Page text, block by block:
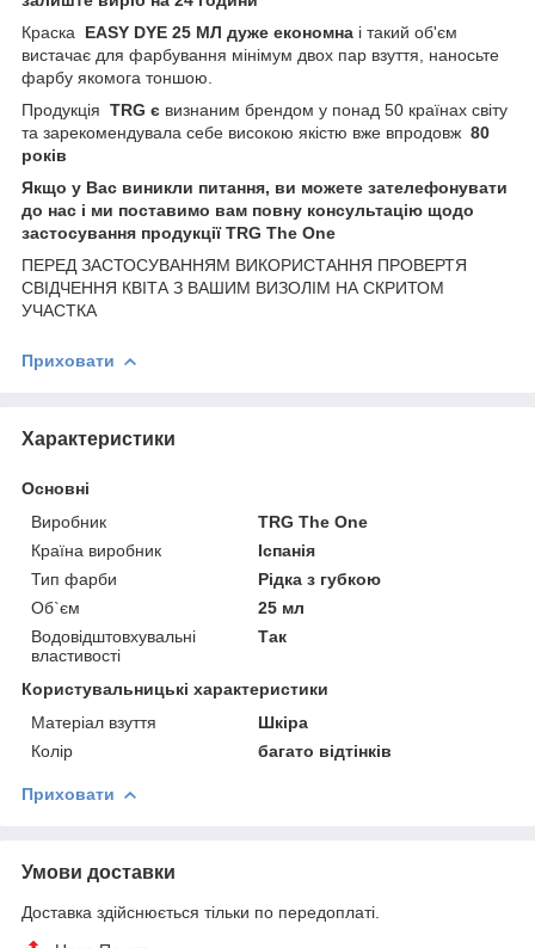
Краска EASY DYE 25 МЛ дуже економна і такий об'єм
вистачає для фарбування мінімум двох пар взуття, наносьте
фарбу якомога тоншою.
Продукція TRG є визнаним брендом у понад 50 країнах світу
та зарекомендувала себе високою якістю вже впродовж 80
років
Якщо у Вас виникли питання, ви можете зателефонувати
до нас і ми поставимо вам повну консультацію щодо
застосування продукції TRG The One
ПЕРЕД ЗАСТОСУВАННЯМ ВИКОРИСТАННЯ ПРОВЕРТЯ
СВІДЧЕННЯ КВІТА З ВАШИМ ВИЗОЛІМ НА СКРИТОМ
УЧАСТКА
Приховати
Характеристики
Основні
Виробник
TRG The One
Країна виробник
Іспанія
Тип фарби
Рідка з губкою
Об`єм
25 мл
Водовідштовхувальні
властивості
Так
Користувальницькі характеристики
Матеріал взуття
Шкіра
Колір
багато відтінків
Приховати
Умови доставки
Доставка здійснюється тільки по передоплаті.